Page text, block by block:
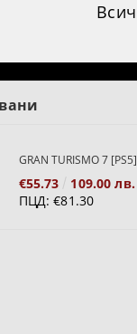
GRAN TURISMO 7 [PS5]
€55.73
109.00 лв.
ПЦД: €81.30